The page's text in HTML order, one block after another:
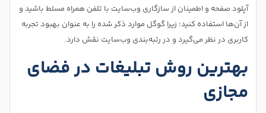
آپلود صفحه و اطمینان از سازگاری وب‌سایت با تلفن همراه مسلط باشید و
از آن‌ها استفاده کنید؛ زیرا گوگل موارد ذکر شده را به عنوان بهبود تجربه
کاربری در نظر می‌گیرد و در رتبه‌بندی وب‌سایت نقش دارد.
بهترین روش تبلیغات در فضای
مجازی